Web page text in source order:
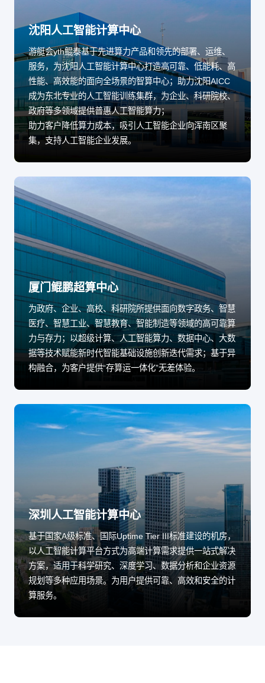
沈阳人工智能计算中心
游艇会yth鲲泰基于先进算力产品和领先的部署、运维、
服务，为沈阳人工智能计算中心打造高可靠、低能耗、高
性能、高效能的面向全场景的智算中心；助力沈阳AICC
成为东北专业的人工智能训练集群，为企业、科研院校、
政府等多领域提供普惠人工智能算力；
助力客户降低算力成本，吸引人工智能企业向浑南区聚
集，支持人工智能企业发展。
厦门鲲鹏超算中心
为政府、企业、高校、科研院所提供面向数字政务、智慧
医疗、智慧工业、智慧教育、智能制造等领域的高可靠算
力与存力；以超级计算、人工智能算力、数据中心、大数
据等技术赋能新时代智能基础设施创新迭代需求；基于异
构融合，为客户提供“存算运一体化”无差体验。
深圳人工智能计算中心
基于国家A级标准、国际Uptime Tier III标准建设的机房，
以人工智能计算平台方式为高端计算需求提供一站式解决
方案，适用于科学研究、深度学习、数据分析和企业资源
规划等多种应用场景。为用户提供可靠、高效和安全的计
算服务。